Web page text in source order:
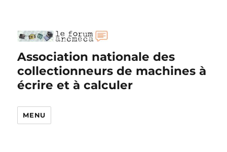
Association nationale des
collectionneurs de machines à
écrire et à calculer
MENU